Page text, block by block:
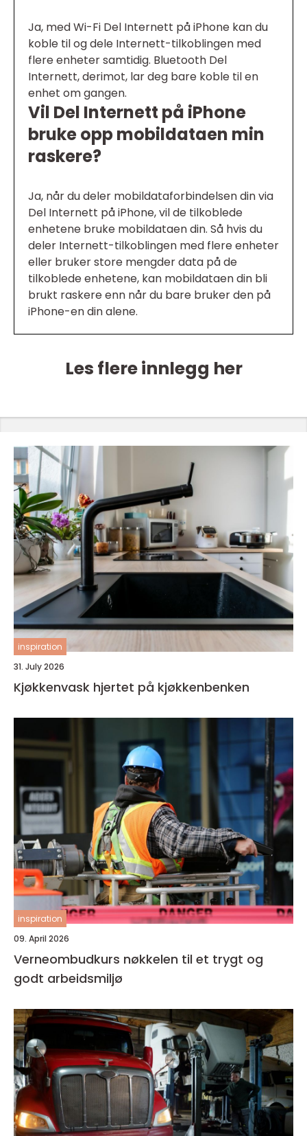
Ja, med Wi-Fi Del Internett på iPhone kan du
koble til og dele Internett-tilkoblingen med
flere enheter samtidig. Bluetooth Del
Internett, derimot, lar deg bare koble til en
enhet om gangen.
Vil Del Internett på iPhone
bruke opp mobildataen min
raskere?
Ja, når du deler mobildataforbindelsen din via
Del Internett på iPhone, vil de tilkoblede
enhetene bruke mobildataen din. Så hvis du
deler Internett-tilkoblingen med flere enheter
eller bruker store mengder data på de
tilkoblede enhetene, kan mobildataen din bli
brukt raskere enn når du bare bruker den på
iPhone-en din alene.
Les flere innlegg her
inspiration
31. July 2026
Kjøkkenvask hjertet på kjøkkenbenken
inspiration
09. April 2026
Verneombudkurs nøkkelen til et trygt og
godt arbeidsmiljø